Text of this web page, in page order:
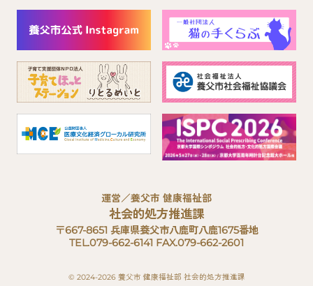
運営／養父市 健康福祉部
社会的処方推進課
〒667-8651 兵庫県養父市八鹿町八鹿1675番地
TEL.079-662-6141 FAX.079-662-2601
© 2024-2026 養父市 健康福祉部 社会的処方推進課